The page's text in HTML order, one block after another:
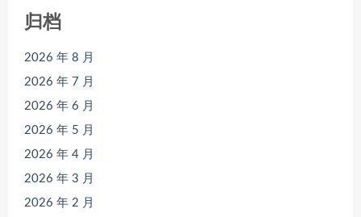
归档
2026 年 8 月
2026 年 7 月
2026 年 6 月
2026 年 5 月
2026 年 4 月
2026 年 3 月
2026 年 2 月